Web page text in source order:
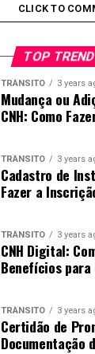
CLICK TO
TOP
TRÂNSITO 3 years
Mudança ou
CNH: Como
TRÂNSITO 3 years
Cadastro de
Fazer a
TRÂNSITO 3 years
CNH Digital:
Benefícios
TRÂNSITO 3 years
Certidão de
Documentação